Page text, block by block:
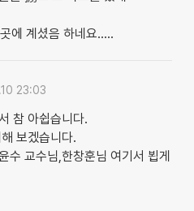
에 계셨음 하네요.....
23:03
참 아쉽습니다.
보겠습니다.
수 교수님,한창훈님 여기서 뵙게